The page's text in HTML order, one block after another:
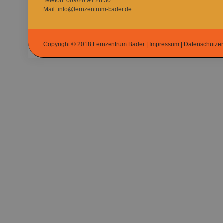
Mail: info@lernzentrum-bader.de
Copyright © 2018 Lernzentrum Bader | Impressum